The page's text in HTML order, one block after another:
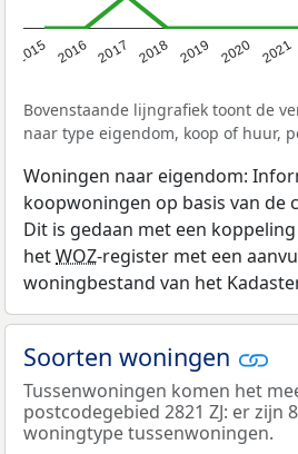
2015 2016 2017 2018 2019 2020 2021
Bovenstaande lijngrafiek toont de
naar type eigendom, koop of huur,
Woningen naar eigendom:
koopwoningen op basis van de
Dit is gedaan met een
hetWOZ-register met een
woningbestand van het
Soorten woningen
Tussenwoningen komen het
postcodegebied 2821 ZJ: er zijn
woningtype tussenwoningen.